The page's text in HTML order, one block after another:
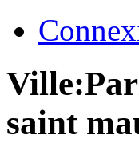
Ville:
saint